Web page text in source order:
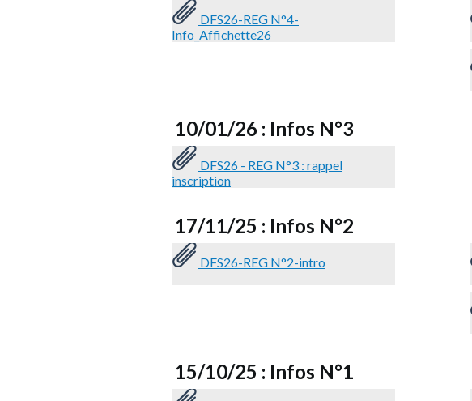
DFS26-REG N°4-
Info_Affichette26
10/01/26 : Infos N°3
DFS26 - REG N°3 : rappel
inscription
17/11/25 : Infos N°2
DFS26-REG N°2-intro
15/10/25 : Infos N°1